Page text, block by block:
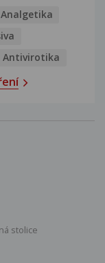
Analgetika
Antivirotika
stolice